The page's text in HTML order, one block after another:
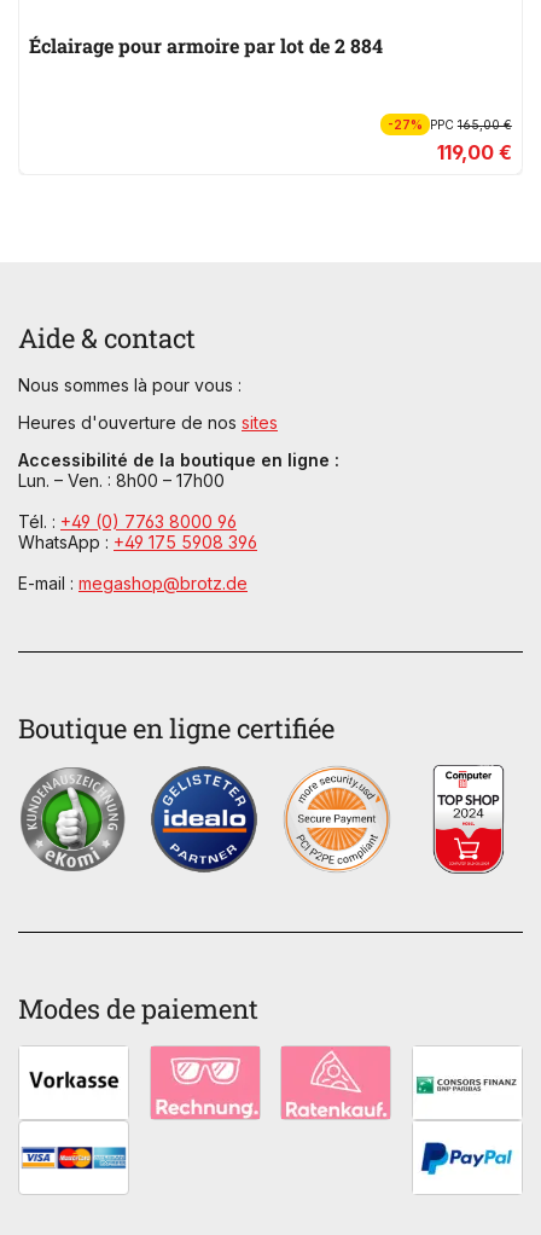
Éclairage pour armoire par lot de 2 884
-27% PPC165,00 €
119,00 €
Aide & contact
Nous sommes là pour vous :
Heures d'ouverture de nos sites
Accessibilité de la boutique en ligne :
Lun. – Ven. : 8h00 – 17h00
Tél. : +49 (0) 7763 8000 96
WhatsApp : +49 175 5908 396
E-mail : megashop@brotz.de
Boutique en ligne certifiée
Modes de paiement